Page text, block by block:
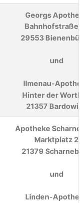
Georgs
Bahnhofstraße
29553
und
Ilmenau-
Hinter der Worth
21357
Apotheke
Marktplatz 2
21379
und
Linden-